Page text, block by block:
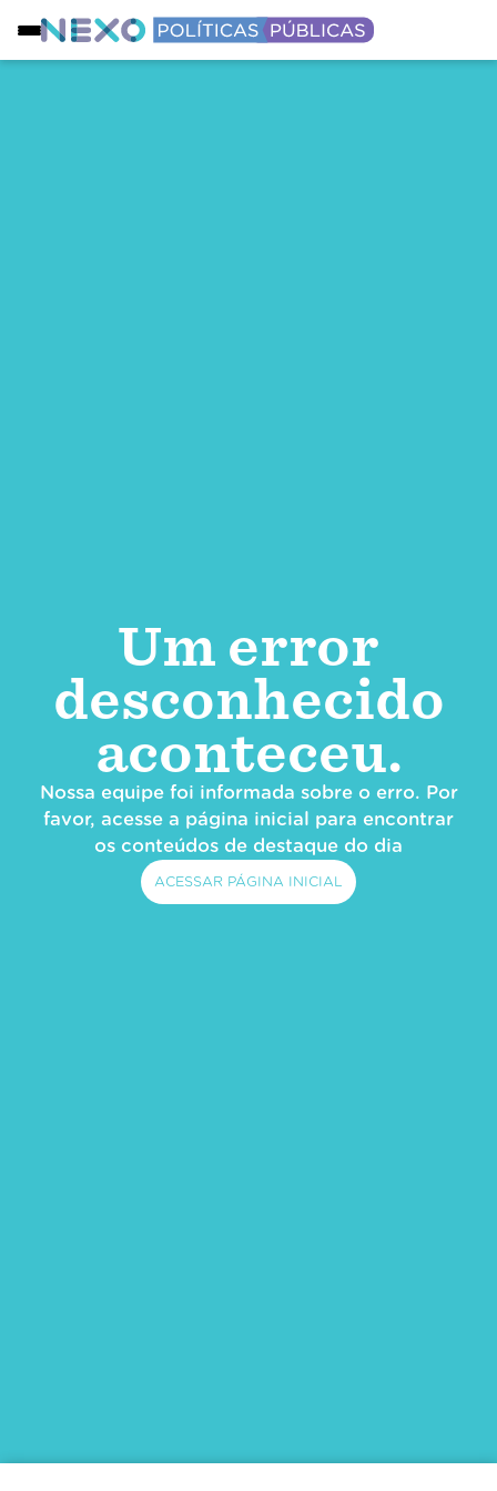
Um error
desconhecido
aconteceu.
Nossa equipe foi informada sobre o erro. Por
favor, acesse a página inicial para encontrar
os conteúdos de destaque do dia
ACESSAR PÁGINA INICIAL